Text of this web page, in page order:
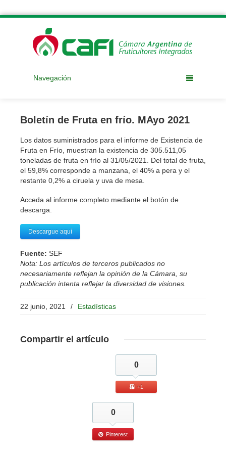
Navegación
Boletín de Fruta en frío. MAyo 2021
Los datos suministrados para el informe de Existencia de
Fruta en Frío, muestran la existencia de 305.511,05
toneladas de fruta en frío al 31/05/2021. Del total de fruta,
el 59,8% corresponde a manzana, el 40% a pera y el
restante 0,2% a ciruela y uva de mesa.
Acceda al informe completo mediante el botón de
descarga.
Descargue aquí
Fuente: SEF
Nota: Los artículos de terceros publicados no
necesariamente reflejan la opinión de la Cámara, su
publicación intenta reflejar la diversidad de visiones.
22 junio, 2021 / Estadísticas
Compartir el artículo
0
+1
0
Pinterest